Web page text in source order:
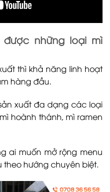
những loại mì
thì khả năng linh hoạt
hàng đầu.
xuất đa dạng các loại
hoành thánh, mì ramen
ai muốn mở rộng menu
theo hướng chuyên biệt.